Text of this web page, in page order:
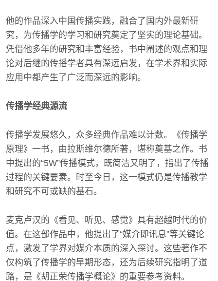
他的作品深入中国传播实践，融合了国内外最新研
究，为传播学的学习和研究奠定了坚实的理论基础。
凭借他多年的研究和丰富经验，书中阐述的观点和理
论对后继的传播学者具有深远启发，在学术界和实际
应用中都产生了广泛而深远的影响。
传播学经典源流
传播学发展悠久，众多经典作品难以计数。《传播学
原理》一书，由拉斯维尔德所著，堪称奠基之作。书
中提出的“5W”传播模式，既简洁又明了，指出了传播
过程的关键要素。时至今日，这一模式仍是传播教学
和研究不可或缺的基石。
麦克卢汉的《看见、听见、感觉》具有超越时代的价
值。在这部作品中，他提出了“媒介即讯息”等关键论
点，激发了学界对媒介本质的深入探讨。这些著作不
仅构筑了传播学的早期形态，还为后续研究指明了道
路，是《胡正荣传播学概论》的重要参考资料。